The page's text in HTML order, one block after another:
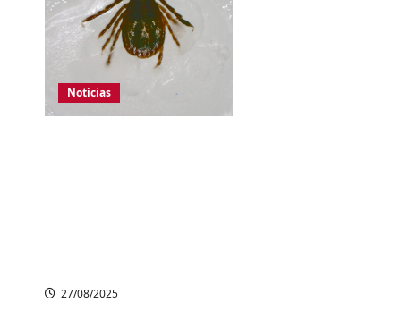
Notícias
27/08/2025